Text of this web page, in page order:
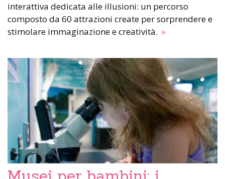
interattiva dedicata alle illusioni: un percorso
composto da 60 attrazioni create per sorprendere e
stimolare immaginazione e creatività. »